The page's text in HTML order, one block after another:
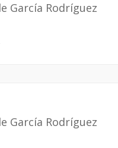
García Rodríguez
García Rodríguez